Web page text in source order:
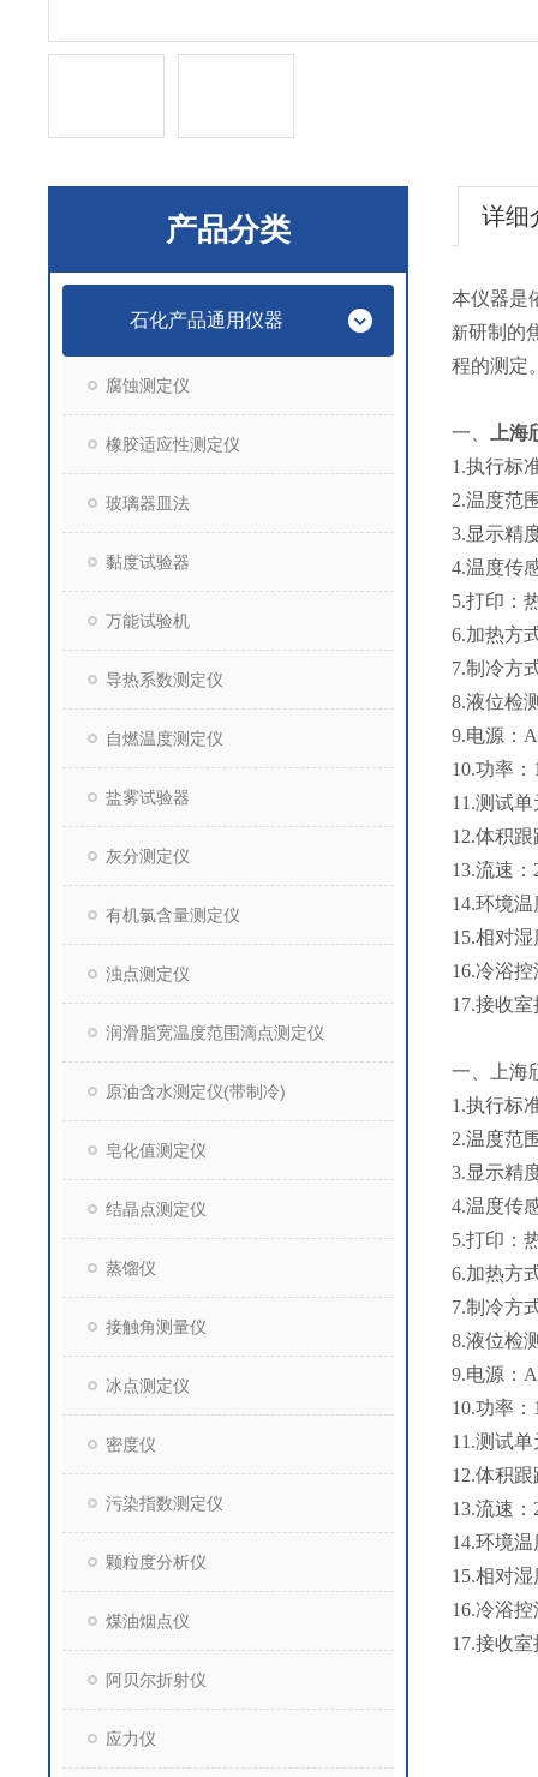
产品分类
石化产品通用仪器
腐蚀测定仪
橡胶适应性测定仪
玻璃器皿法
黏度试验器
万能试验机
导热系数测定仪
自燃温度测定仪
盐雾试验器
灰分测定仪
有机氯含量测定仪
浊点测定仪
润滑脂宽温度范围滴点测定仪
原油含水测定仪(带制冷)
皂化值测定仪
结晶点测定仪
蒸馏仪
接触角测量仪
冰点测定仪
密度仪
污染指数测定仪
颗粒度分析仪
煤油烟点仪
阿贝尔折射仪
应力仪
详细
本仪器是
新研制的
程的测定
一、
上海
1.执行标
2.温度范
3.显示精
4.温度传
5.打印：
6.加热方
7.制冷方
8.液位检
9.电源：
10.功率：
11.测试
12.体积跟
13.流速
14.环境
15.相对
16.冷浴
17.接收
一、
上海
1.执行标
2.温度范
3.显示精
4.温度传
5.打印：
6.加热方
7.制冷方
8.液位检
9.电源：
10.功率：
11.测试
12.体积跟
13.流速
14.环境
15.相对
16.冷浴
17.接收